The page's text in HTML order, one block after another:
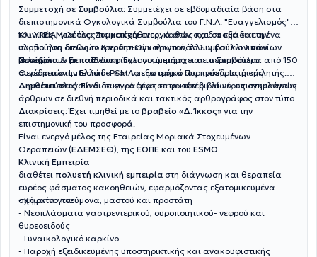
Συμμετοχή σε Συμβούλια: Συμμετέχει σε εβδομαδιαία βάση στα
διεπιστημονικά Ογκολογικά Συμβούλια του Γ.Ν.Α. "Ευαγγελισμός" &
του ΥΓΕΙΑ, για όλες τις κακοήθειες, καθώς και σε εξειδικευμένα
συμβούλια όπως το Καρδιο-Ογκολογικό, το Συμβούλιο Σπανίων
Νοσημάτων με το Ενδοκρινολογικό τμήμα και το Συμβούλιο
Θεραπειών Lutecium-PSMA με το τμήμα Πυρηνικής Ιατρικής.
Κλινικές Μελέτες:Συμμετέχει ενεργά στον σχεδιασμό και την
υλοποίηση διεθνών ερευνητικών πρωτοκόλλων και κλινικών
μελετών
Συνέδρια & Εκπαίδευση:Έχει συμμετάσχει σε περισσότερα από 150
συνέδρια στην Ελλάδα και το εξωτερικό ως πρόεδρος ή ομιλητής.
Διαθέτει πλούσιο διδακτικό έργο σε φοιτητές και νέους ογκολόγους
Δημοσιεύσεις:Είναι συγγραφέας ιατρικών βιβλίων, επιστημονικών
άρθρων σε διεθνή περιοδικά και τακτικός αρθρογράφος στον τύπο.
Διακρίσεις:Έχει τιμηθεί με το βραβείο «Δ. Ίκκος» για την
επιστημονική του προσφορά.
Είναι ενεργό μέλος της Εταιρείας Μοριακά Στοχευμένων
Θεραπειών (ΕΔΕΜΣΕΘ), της ΕΟΠΕ και του ESMO
Κλινική Εμπειρία
διαθέτει πολυετή κλινική εμπειρία στη διάγνωση και θεραπεία
ευρέος φάσματος κακοηθειών, εφαρμόζοντας εξατομικευμένα
σχήματα για:
- Καρκίνο πνεύμονα, μαστού και προστάτη
- Νεοπλάσματα γαστρεντερικού, ουροποιητικού- νεφρού και
θυρεοειδούς
- Γυναικολογικό καρκίνο
- Παροχή εξειδικευμένης υποστηρικτικής και ανακουφιστικής